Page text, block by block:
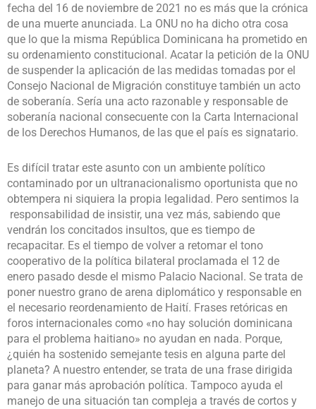
fecha del 16 de noviembre de 2021 no es más que la crónica
de una muerte anunciada. La ONU no ha dicho otra cosa
que lo que la misma República Dominicana ha prometido en
su ordenamiento constitucional. Acatar la petición de la ONU
de suspender la aplicación de las medidas tomadas por el
Consejo Nacional de Migración constituye también un acto
de soberanía. Sería una acto razonable y responsable de
soberanía nacional consecuente con la Carta Internacional
de los Derechos Humanos, de las que el país es signatario.
Es difícil tratar este asunto con un ambiente político
contaminado por un ultranacionalismo oportunista que no
obtempera ni siquiera la propia legalidad. Pero sentimos la
responsabilidad de insistir, una vez más, sabiendo que
vendrán los concitados insultos, que es tiempo de
recapacitar. Es el tiempo de volver a retomar el tono
cooperativo de la política bilateral proclamada el 12 de
enero pasado desde el mismo Palacio Nacional. Se trata de
poner nuestro grano de arena diplomático y responsable en
el necesario reordenamiento de Haití. Frases retóricas en
foros internacionales como «no hay solución dominicana
para el problema haitiano» no ayudan en nada. Porque,
¿quién ha sostenido semejante tesis en alguna parte del
planeta? A nuestro entender, se trata de una frase dirigida
para ganar más aprobación política. Tampoco ayuda el
manejo de una situación tan compleja a través de cortos y